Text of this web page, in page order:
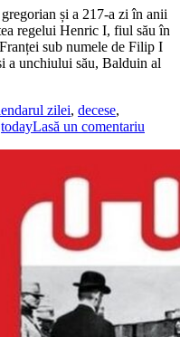
și a 217-a zi în anii
regelui Henric I, fiul său în
sub numele de Filip I
a unchiului său, Balduin al
zilei, decese,
todayLasă un comentariu